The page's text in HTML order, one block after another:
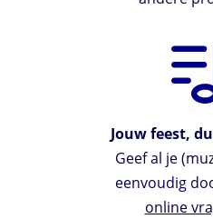
Jouw feest,
Geef al je
eenvoudig
online